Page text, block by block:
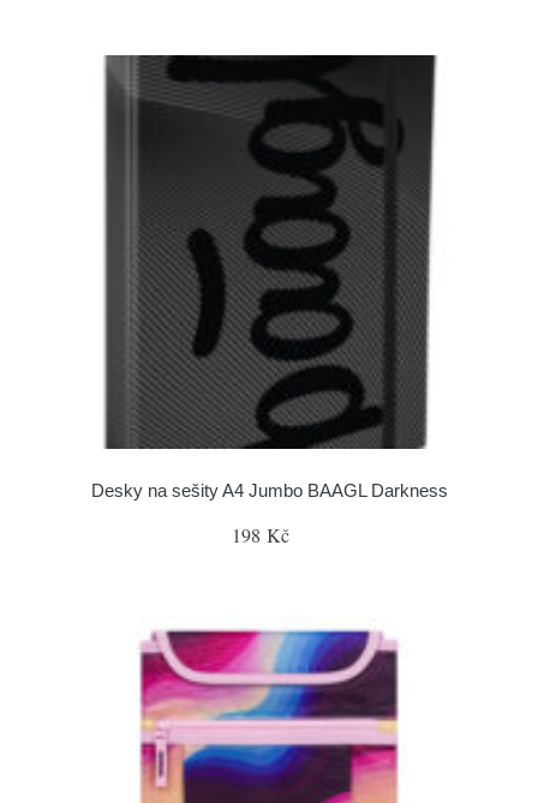
Desky na sešity A4 Jumbo BAAGL Darkness
198 Kč